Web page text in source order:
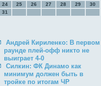
24
25 26 27 28 29
30
31
Андрей Кириленко: В первом
раунде плей-офф никто не
выиграет 4-0
Силкин: ФК Динамо как
минимум должен быть в
тройке по итогам ЧР